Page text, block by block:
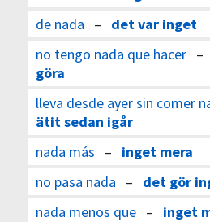
de nada – det var inget
no tengo nada que hacer–
göra
lleva desde ayer sin comer
ätit sedan igår
nada más – inget mera
no pasa nada – det gör
nada menos que– inget